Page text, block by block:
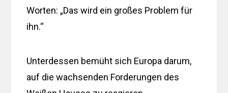
Worten: „Das wird ein großes Problem für
ihn.“
Unterdessen bemüht sich Europa darum,
auf die wachsenden Forderungen des